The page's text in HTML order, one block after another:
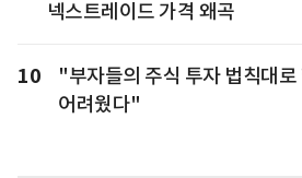
넥스트레이드 가격 왜곡
10
"부자들의 주식 투자 법칙대로
어려웠다"